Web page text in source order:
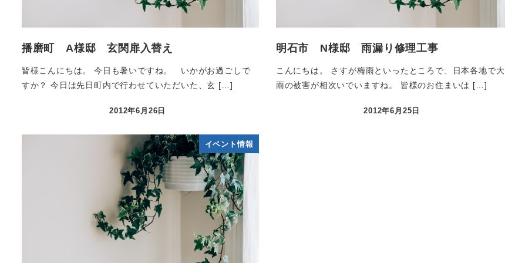
播磨町 A様邸 玄関扉入替え
皆様こんにちは。 今日も暑いですね。 いかがお過ごしで
すか？ 今日は先日町内で行わせていただいた、玄 […]
2012年6月26日
明石市 N様邸 雨漏り修理工事
こんにちは。 さすが梅雨といったところで、日本各地で大
雨の被害が相次いでいますね。 皆様のお住まいは […]
2012年6月25日
イベント情報